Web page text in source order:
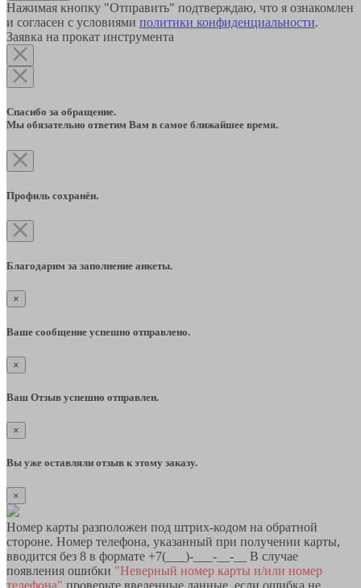
Нажимая кнопку "Отправить" подтверждаю, что я ознакомлен
и согласен с условиями политики конфиденциальности.
Заявка на прокат инструмента
Спасибо за обращение.
Мы обязательно ответим Вам в самое ближайшее время.
Профиль сохранён.
Благодарим за заполнение анкеты.
×
Ваше сообщение успешно отправлено.
×
Ваш Отзыв успешно отправлен.
×
Вы уже оставляли отзыв к этому заказу.
×
Номер карты разположен под штрих-кодом на обратной
стороне. Номер телефона, указанный при получении карты,
вводится без 8 в формате +7(___)-___-__-__ В случае
появления ошибки "Неверный номер карты и/или номер